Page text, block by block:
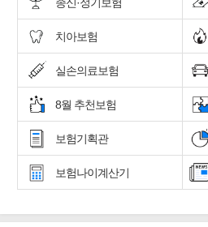
치아보험
실손의료보험
8월 추천보험
보험기획관
보험나이계산기